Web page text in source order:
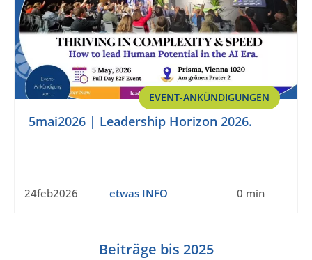
EVENT-ANKÜNDIGUNGEN
5mai2026 | Leadership Horizon 2026.
24feb2026 etwas INFO 0 min
Beiträge bis 2025